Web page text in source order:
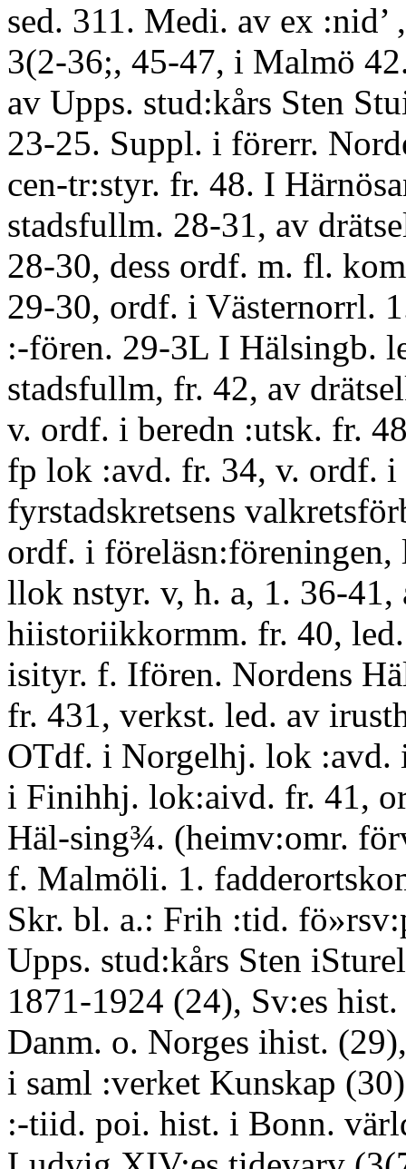
sed. 311. Medi. av ex
3(2-36;, 45-47, i Malmö
av Upps. stud:kårs Sten
23-25. Suppl. i förerr.
cen-tr:styr. fr. 48. I
stadsfullm. 28-31, av
28-30, dess ordf. m. fl.
29-30, ordf. i Västernorrl.
:-fören. 29-3L I Hälsingb.
stadsfullm, fr. 42, av
v. ordf. i beredn :utsk. fr.
fp lok :avd. fr. 34, v. ordf. i
fyrstadskretsens
ordf. i föreläsn:föreningen,
llok nstyr. v, h. a, 1. 36-41,
hiistoriikkormm. fr. 40,
isityr. f. Ifören. Nordens
fr. 431, verkst. led. av
OTdf. i Norgelhj. lok :avd.
i Finihhj. lok:aivd. fr. 41,
Häl-sing¾. (heimv:omr.
f. Malmöli. 1.
Skr. bl. a.: Frih :tid.
Upps. stud:kårs Sten
1871-1924 (24), Sv:es
Danm. o. Norges ihist.
i saml :verket Kunskap
:-tiid. poi. hist. i Bonn.